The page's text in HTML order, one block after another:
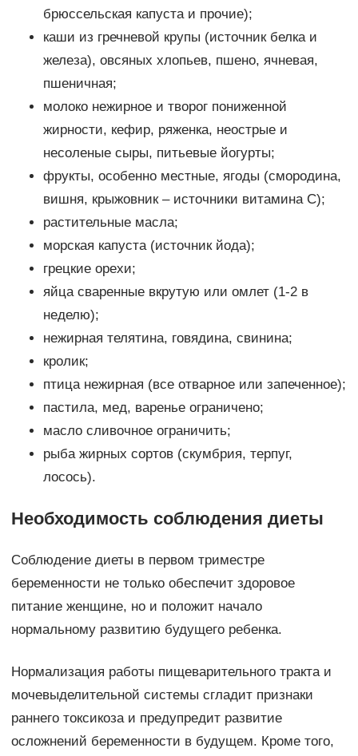
брюссельская капуста и прочие);
каши из гречневой крупы (источник белка и
железа), овсяных хлопьев, пшено, ячневая,
пшеничная;
молоко нежирное и творог пониженной
жирности, кефир, ряженка, неострые и
несоленые сыры, питьевые йогурты;
фрукты, особенно местные, ягоды (смородина,
вишня, крыжовник – источники витамина С);
растительные масла;
морская капуста (источник йода);
грецкие орехи;
яйца сваренные вкрутую или омлет (1-2 в
неделю);
нежирная телятина, говядина, свинина;
кролик;
птица нежирная (все отварное или запеченное);
пастила, мед, варенье ограничено;
масло сливочное ограничить;
рыба жирных сортов (скумбрия, терпуг,
лосось).
Необходимость соблюдения диеты
Соблюдение диеты в первом триместре
беременности не только обеспечит здоровое
питание женщине, но и положит начало
нормальному развитию будущего ребенка.
Нормализация работы пищеварительного тракта и
мочевыделительной системы сгладит признаки
раннего токсикоза и предупредит развитие
осложнений беременности в будущем. Кроме того,